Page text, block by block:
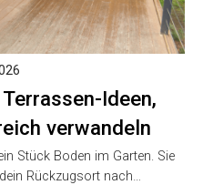
Ideen,
verwandeln
Stück Boden im Garten. Sie
Rückzugsort nach…